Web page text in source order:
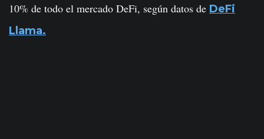
10% de todo el mercado DeFi, según datos de DeFi
Llama.